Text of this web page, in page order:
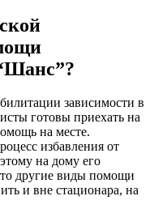
зависимости в
готовы приехать на
на месте.
избавления от
на дому его
другие виды помощи
и вне стационара, на